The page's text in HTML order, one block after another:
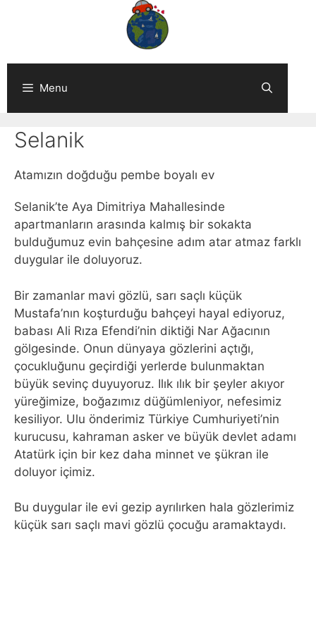
Menu
Selanik
Atamızın doğduğu pembe boyalı ev
Selanik’te Aya Dimitriya Mahallesinde
apartmanların arasında kalmış bir sokakta
bulduğumuz evin bahçesine adım atar atmaz farklı
duygular ile doluyoruz.
Bir zamanlar mavi gözlü, sarı saçlı küçük
Mustafa’nın koşturduğu bahçeyi hayal ediyoruz,
babası Ali Rıza Efendi’nin diktiği Nar Ağacının
gölgesinde. Onun dünyaya gözlerini açtığı,
çocukluğunu geçirdiği yerlerde bulunmaktan
büyük sevinç duyuyoruz. Ilık ılık bir şeyler akıyor
yüreğimize, boğazımız düğümleniyor, nefesimiz
kesiliyor. Ulu önderimiz Türkiye Cumhuriyeti’nin
kurucusu, kahraman asker ve büyük devlet adamı
Atatürk için bir kez daha minnet ve şükran ile
doluyor içimiz.
Bu duygular ile evi gezip ayrılırken hala gözlerimiz
küçük sarı saçlı mavi gözlü çocuğu aramaktaydı.